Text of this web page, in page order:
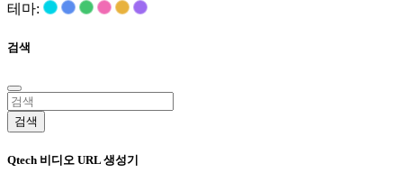
테마:
검색
검색
Qtech 비디오 URL 생성기